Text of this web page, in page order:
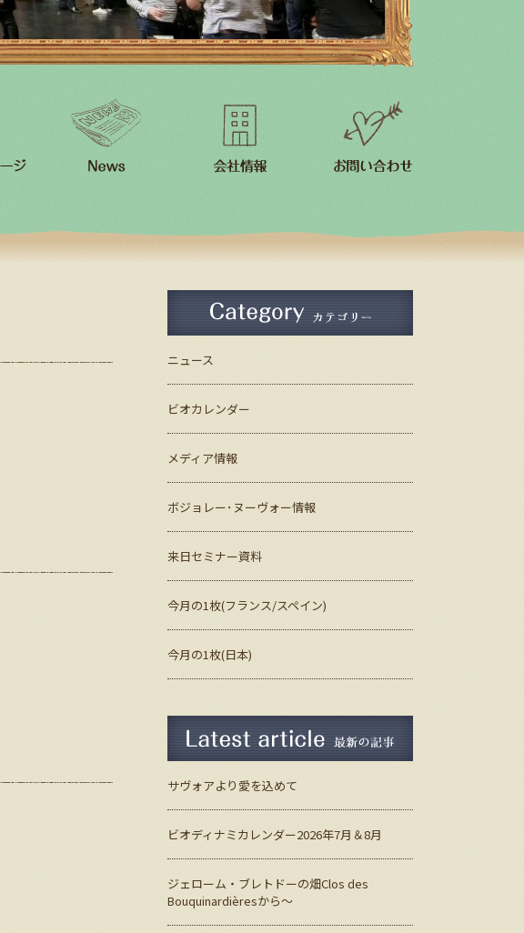
ニュース
ビオカレンダー
メディア情報
ボジョレー･ヌーヴォー情報
来日セミナー資料
今月の1枚(フランス/スペイン)
今月の1枚(日本)
最新の記事
サヴォアより愛を込めて
ビオディナミカレンダー2026年7月＆8月
ジェローム・ブレトドーの畑Clos des
Bouquinardièresから～